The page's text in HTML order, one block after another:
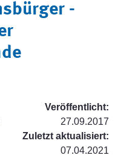
-
Veröffentlicht:
27.09.2017
Zuletzt aktualisiert:
07.04.2021